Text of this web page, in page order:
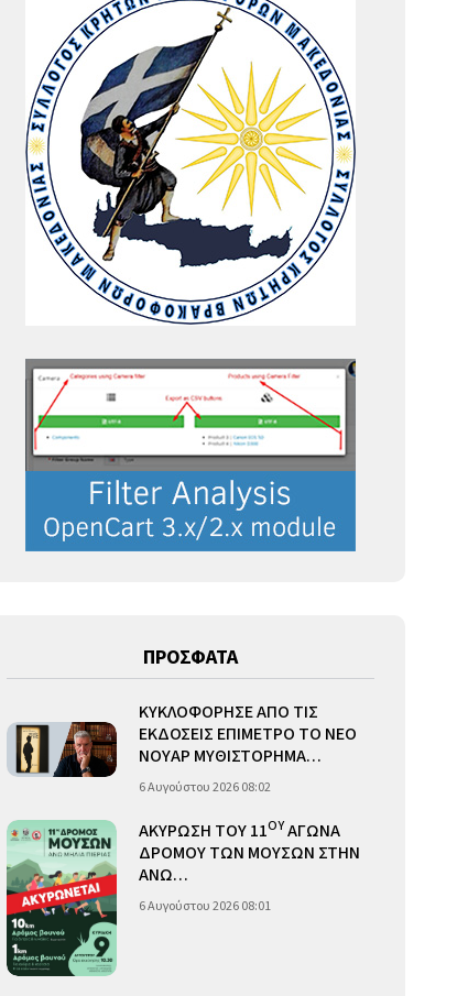
ΠΡΟΣΦΑΤΑ
ΚΥΚΛΟΦΟΡΗΣΕ ΑΠΟ ΤΙΣ
ΕΚΔΟΣΕΙΣ ΕΠΙΜΕΤΡΟ ΤΟ ΝΕΟ
ΝΟΥΑΡ ΜΥΘΙΣΤΟΡΗΜΑ…
6 Αυγούστου 2026 08:02
ΑΚΥΡΩΣΗ ΤΟΥ 11ΟΥΑΓΩΝΑ
ΔΡΟΜΟΥ ΤΩΝ ΜΟΥΣΩΝ ΣΤΗΝ
ΑΝΩ…
6 Αυγούστου 2026 08:01